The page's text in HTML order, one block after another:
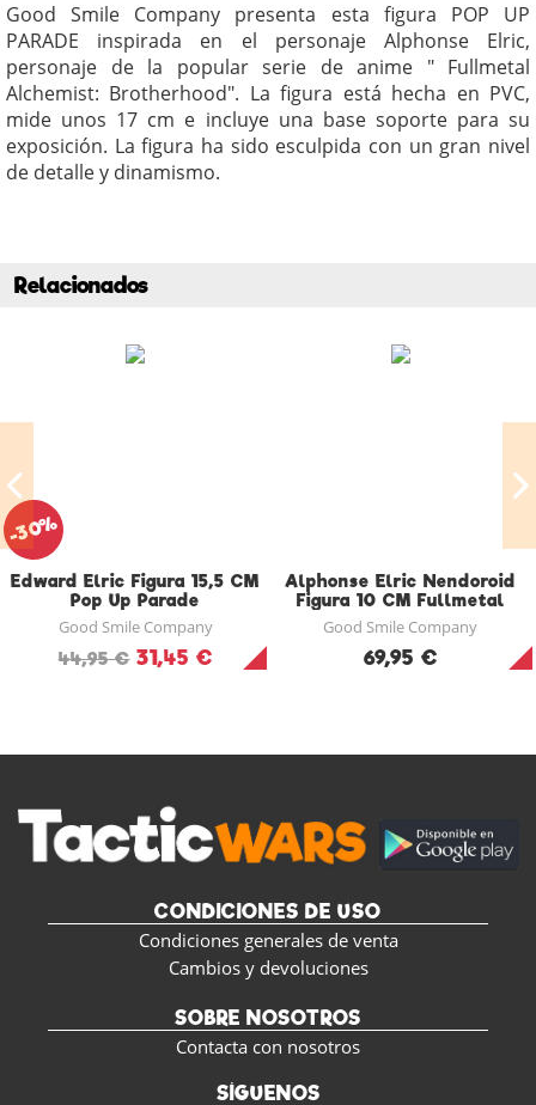
Good Smile Company presenta esta figura POP UP
PARADE inspirada en el personaje Alphonse Elric,
personaje de la popular serie de anime " Fullmetal
Alchemist: Brotherhood". La figura está hecha en PVC,
mide unos 17 cm e incluye una base soporte para su
exposición. La figura ha sido esculpida con un gran nivel
de detalle y dinamismo.
Relacionados
Edward Elric Figura 15,5 CM
Pop Up Parade
Good Smile Company
44,95 € 31,45 €
-30%
Alphonse Elric Nendoroid
Figura 10 CM Fullmetal
Alchemist
Good Smile Company
69,95 €
CONDICIONES DE USO
Condiciones generales de venta
Cambios y devoluciones
SOBRE NOSOTROS
Contacta con nosotros
SÍGUENOS